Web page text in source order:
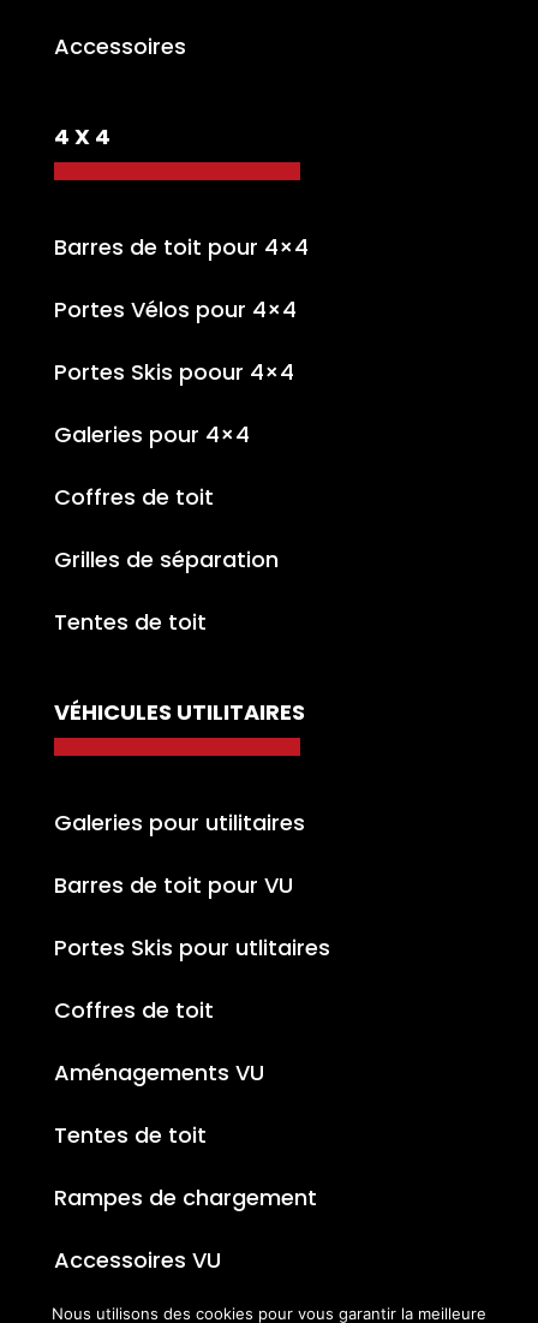
Accessoires
4 X 4
Barres de toit pour 4×4
Portes Vélos pour 4×4
Portes Skis poour 4×4
Galeries pour 4×4
Coffres de toit
Grilles de séparation
Tentes de toit
VÉHICULES UTILITAIRES
Galeries pour utilitaires
Barres de toit pour VU
Portes Skis pour utlitaires
Coffres de toit
Aménagements VU
Tentes de toit
Rampes de chargement
Accessoires VU
Nous utilisons des cookies pour vous garantir la meilleure